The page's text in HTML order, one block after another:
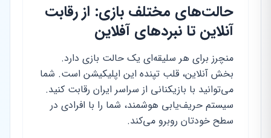
حالت‌های مختلف بازی: از رقابت
آنلاین تا نبردهای آفلاین
منچرز برای هر سلیقه‌ای یک حالت بازی دارد.
بخش آنلاین، قلب تپنده این اپلیکیشن است. شما
می‌توانید با بازیکنانی از سراسر ایران رقابت کنید.
سیستم حریف‌یابی هوشمند، شما را با افرادی در
سطح خودتان روبرو می‌کند.